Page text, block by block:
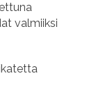
valmiiksi